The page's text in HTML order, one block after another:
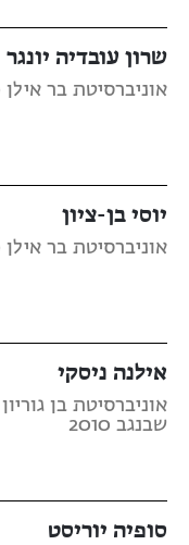
שרון עובדיה יונגר
אוניברסיטת בר אילן 2010
יוסי בן-ציון
אוניברסיטת בר אילן 2010
אילנה ניסקי
אוניברסיטת בן גוריון
שבנגב 2010
סופיה יוריסט